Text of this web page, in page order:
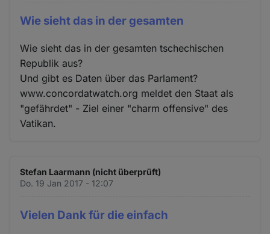
Wie sieht das in der gesamten
Wie sieht das in der gesamten tschechischen
Republik aus?
Und gibt es Daten über das Parlament?
www.concordatwatch.org meldet den Staat als
"gefährdet" - Ziel einer "charm offensive" des
Vatikan.
Stefan Laarmann (nicht überprüft)
Do. 19 Jan 2017 - 12:07
Vielen Dank für die einfach